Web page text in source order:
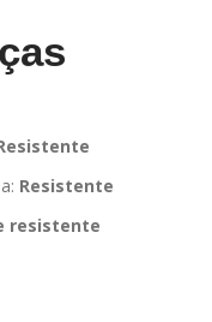
Resistente
resistente